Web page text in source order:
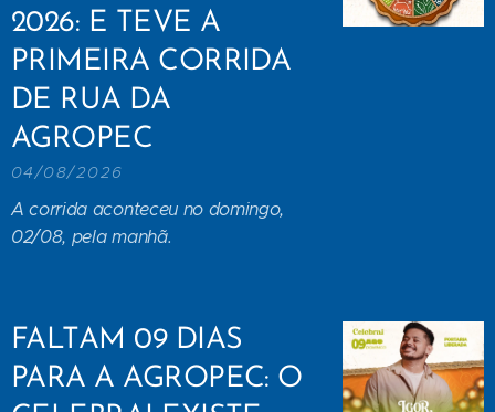
2026: E TEVE A
PRIMEIRA CORRIDA
DE RUA DA
AGROPEC
04/08/2026
A corrida aconteceu no domingo,
02/08, pela manhã.
FALTAM 09 DIAS
PARA A AGROPEC: O